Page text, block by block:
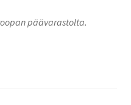
päävarastolta.